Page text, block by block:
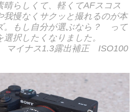
晴らしくて、軽くてAFスコス
我慢なくサクッと撮れるのが本
。もし自分が選ぶなら？ って
択したくなりました。
イナス1.3露出補正 ISO100